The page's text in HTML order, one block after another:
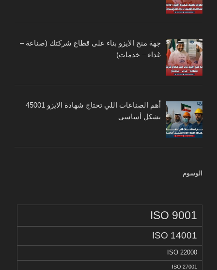
جهة منح الايزو بناء على قطاع شركتك (صناعة –
غذاء – خدمات)
أهم الصناعات اللي تحتاج شهادة الايزو 45001
بشكل أساسي
الوسوم
ISO 9001
ISO 14001
ISO 22000
ISO 27001